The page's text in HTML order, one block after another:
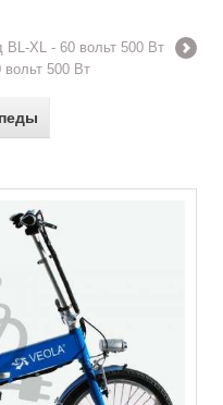
BL-XL - 60 вольт 500 Вт
вольт 500 Вт